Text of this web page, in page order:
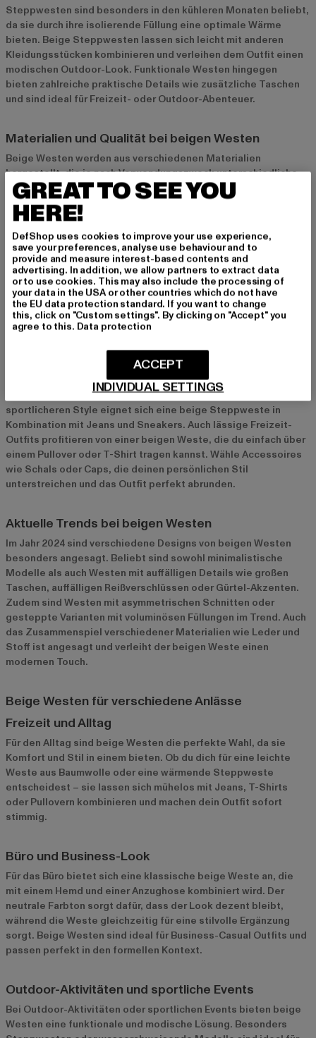
Steppwesten sind besonders in den kühleren Monaten beliebt,
da sie durch ihre isolierende Füllung eine optimale Wärme
bieten. Beige Steppwesten lassen sich leicht mit anderen
Kleidungsstücken kombinieren und verleihen dem Outfit einen
modischen Outdoor-Look. Funktionale Westen hingegen
bieten zahlreiche praktische Details wie zusätzliche Taschen
und sind ideal für Freizeit- oder Outdoor-Abenteuer.
Materialien und Qualität bei beigen Westen
Beige Westen werden aus verschiedenen Materialien
hergestellt, die je nach Verwendungszweck unterschiedliche
Vorteile bieten. Baumwolle ist weich und atmungsaktiv und
eignet sich ideal für den Alltag. Daunen und Kunstfasern sorgen
für hervorragende Isolierung und sind die beste Wahl für kältere
Tage. Für sportliche Modelle kommen häufig Funktionsstoffe
wie Polyester oder Nylon zum Einsatz, die wasserabweisend
und strapazierfähig sind. Achte beim Kauf auf die Qualität der
Materialien und die Verarbeitung, um sicherzustellen, dass die
Weste langlebig ist und ihren edlen Look behält.
Styling-Tipps für beige Westen
Beige Westen lassen sich auf vielfältige Weise stylen und sind
ein echtes Highlight in jedem Outfit. Für einen eleganten
Business-Look kannst du eine beige Weste über einem Hemd
tragen und mit einer Stoffhose kombinieren. Für einen
sportlicheren Style eignet sich eine beige Steppweste in
Kombination mit Jeans und Sneakers. Auch lässige Freizeit-
Outfits profitieren von einer beigen Weste, die du einfach über
einem Pullover oder T-Shirt tragen kannst. Wähle Accessoires
wie Schals oder Caps, die deinen persönlichen Stil
unterstreichen und das Outfit perfekt abrunden.
Aktuelle Trends bei beigen Westen
Im Jahr 2024 sind verschiedene Designs von beigen Westen
besonders angesagt. Beliebt sind sowohl minimalistische
Modelle als auch Westen mit auffälligen Details wie großen
Taschen, auffälligen Reißverschlüssen oder Gürtel-Akzenten.
Zudem sind Westen mit asymmetrischen Schnitten oder
gesteppte Varianten mit voluminösen Füllungen im Trend. Auch
das Zusammenspiel verschiedener Materialien wie Leder und
Stoff ist angesagt und verleiht der beigen Weste einen
modernen Touch.
Beige Westen für verschiedene Anlässe
Freizeit und Alltag
Für den Alltag sind beige Westen die perfekte Wahl, da sie
Komfort und Stil in einem bieten. Ob du dich für eine leichte
Weste aus Baumwolle oder eine wärmende Steppweste
entscheidest – sie lassen sich mühelos mit Jeans, T-Shirts
oder Pullovern kombinieren und machen dein Outfit sofort
stimmig.
Büro und Business-Look
Für das Büro bietet sich eine klassische beige Weste an, die
mit einem Hemd und einer Anzughose kombiniert wird. Der
neutrale Farbton sorgt dafür, dass der Look dezent bleibt,
während die Weste gleichzeitig für eine stilvolle Ergänzung
sorgt. Beige Westen sind ideal für Business-Casual Outfits und
passen perfekt in den formellen Kontext.
Outdoor-Aktivitäten und sportliche Events
Bei Outdoor-Aktivitäten oder sportlichen Events bieten beige
Westen eine funktionale und modische Lösung. Besonders
GREAT TO SEE YOU
HERE!
DefShop uses cookies to improve your use experience,
save your preferences, analyse use behaviour and to
provide and measure interest-based contents and
advertising. In addition, we allow partners to extract data
or to use cookies. This may also include the processing of
your data in the USA or other countries which do not have
the EU data protection standard. If you want to change
this, click on "Custom settings". By clicking on "Accept" you
agree to this. Data protection
INDIVIDUAL SETTINGS
ACCEPT